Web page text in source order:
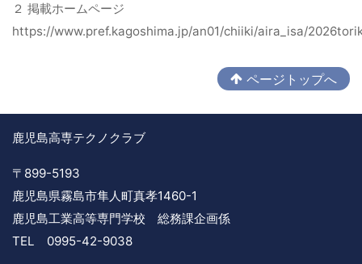
２ 掲載ホームページ
https://www.pref.kagoshima.jp/an01/chiiki/aira_isa/
ページトップへ
鹿児島高専テクノクラブ
〒899-5193
鹿児島県霧島市隼人町真孝1460-1
鹿児島工業高等専門学校 総務課企画係
TEL 0995-42-9038